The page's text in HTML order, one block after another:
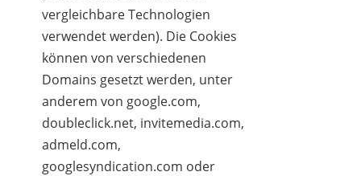
vergleichbare Technologien
verwendet werden). Die Cookies
können von verschiedenen
Domains gesetzt werden, unter
anderem von google.com,
doubleclick.net, invitemedia.com,
admeld.com,
googlesyndication.com oder